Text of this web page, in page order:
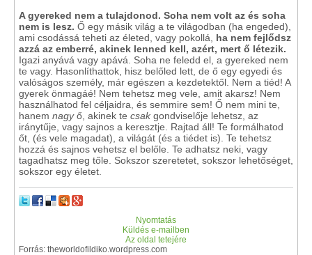
A gyereked nem a tulajdonod. Soha nem volt az és soha
nem is lesz. Ő egy másik világ a te világodban (ha engeded),
ami csodássá teheti az életed, vagy pokollá, ha nem fejlődsz
azzá az emberré, akinek lenned kell, azért, mert ő létezik.
Igazi anyává vagy apává. Soha ne feledd el, a gyereked nem
te vagy. Hasonlíthattok, hisz belőled lett, de ő egy egyedi és
valóságos személy, már egészen a kezdetektől. Nem a tiéd! A
gyerek önmagáé! Nem tehetsz meg vele, amit akarsz! Nem
használhatod fel céljaidra, és semmire sem! Ő nem mini te,
hanem nagyő, akinek te csakgondviselője lehetsz, az
iránytűje, vagy sajnos a keresztje. Rajtad áll! Te formálhatod
őt, (és vele magadat), a világát (és a tiédet is). Te tehetsz
hozzá és sajnos vehetsz el belőle. Te adhatsz neki, vagy
tagadhatsz meg tőle. Sokszor szeretetet, sokszor lehetőséget,
sokszor egy életet.
Nyomtatás
Küldés e-mailben
Az oldal tetejére
Forrás: theworldofildiko.wordpress.com